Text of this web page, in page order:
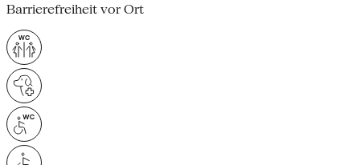
Barrierefreiheit vor Ort